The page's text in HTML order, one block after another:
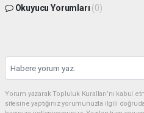
Okuyucu Yorumları (0)
Yorum yazarak Topluluk Kuralları’nı kabul
sitesine yaptığınız yorumunuzla ilgili